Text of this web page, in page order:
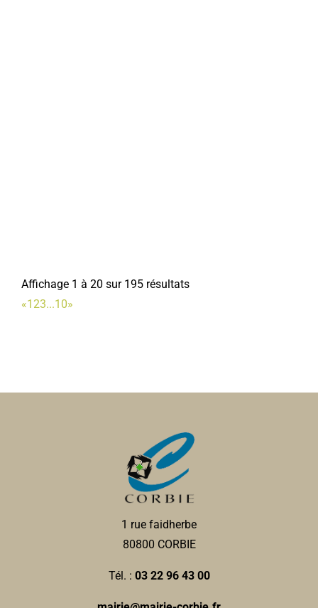
Affichage 1 à 20 sur 195 résultats
«123...10»
1 rue faidherbe
80800 CORBIE
Tél. : 03 22 96 43 00